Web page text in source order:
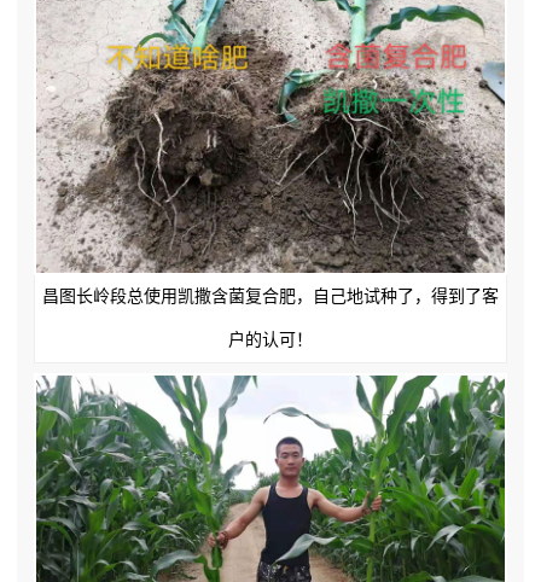
昌图长岭段总使用凯撒含菌复合肥，自己地试种了，得到了客
户的认可！